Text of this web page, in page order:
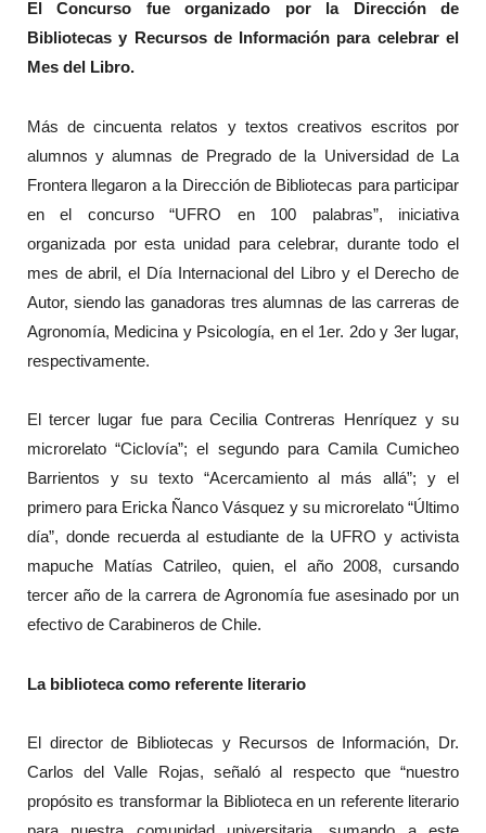
El Concurso fue organizado por la Dirección de
Bibliotecas y Recursos de Información para celebrar el
Mes del Libro.
Más de cincuenta relatos y textos creativos escritos por
alumnos y alumnas de Pregrado de la Universidad de La
Frontera llegaron a la Dirección de Bibliotecas para participar
en el concurso “UFRO en 100 palabras”, iniciativa
organizada por esta unidad para celebrar, durante todo el
mes de abril, el Día Internacional del Libro y el Derecho de
Autor, siendo las ganadoras tres alumnas de las carreras de
Agronomía, Medicina y Psicología, en el 1er. 2do y 3er lugar,
respectivamente.
El tercer lugar fue para Cecilia Contreras Henríquez y su
microrelato “Ciclovía”; el segundo para Camila Cumicheo
Barrientos y su texto “Acercamiento al más allá”; y el
primero para Ericka Ñanco Vásquez y su microrelato “Último
día”, donde recuerda al estudiante de la UFRO y activista
mapuche Matías Catrileo, quien, el año 2008, cursando
tercer año de la carrera de Agronomía fue asesinado por un
efectivo de Carabineros de Chile.
La biblioteca como referente literario
El director de Bibliotecas y Recursos de Información, Dr.
Carlos del Valle Rojas, señaló al respecto que “nuestro
propósito es transformar la Biblioteca en un referente literario